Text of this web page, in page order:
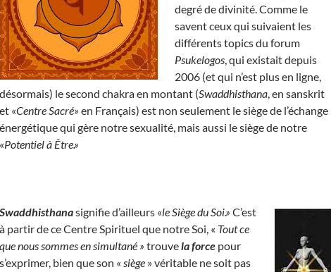
degré de divinité. Comme le
savent ceux qui suivaient les
différents topics du forum
Psukelogos, qui existait depuis
2006 (et qui n’est plus en ligne,
désormais) le second chakra en montant (Swaddhisthana, en sanskrit
et «Centre Sacré» en Français) est non seulement le siège de l’échange
énergétique qui gère notre sexualité, mais aussi le siège de notre
«Potentiel à Être.»
Swaddhisthanasignifie d’ailleurs «le Siège du Soi.» C’est
à partir de ce Centre Spirituel que notre Soi, « Tout ce
que nous sommes en simultané » trouvela force pour
s’exprimer, bien que son « siège » véritable ne soit pas